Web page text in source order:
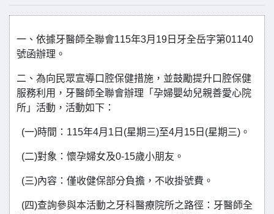
一、依據牙醫師全聯會115年3月19日牙全岳字第01140
號函辦理。
二、為向民眾宣導口腔保健措施，並鼓勵提升口腔保健
服務利用，牙醫師全聯會辦理「孕婦嬰幼兒親善愛心院
所」活動，活動如下：
(一)時間：115年4月1日(星期三)至4月15日(星期三)。
(二)對象：懷孕婦女及0-15歲小朋友。
(三)內容：僅收健保部分負擔，不收掛號費。
(四)查詢參與本活動之牙科醫療院所之路徑：牙醫師全